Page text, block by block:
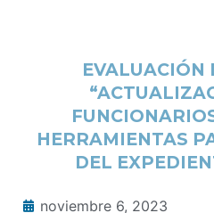
EVALUACIÓN
HERRAMIENTAS
DEL
noviembre 6, 2023